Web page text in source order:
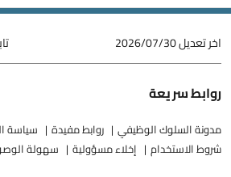
اخر تعديل2026/07/30
روابط سريعة
مدونة السلوك الوظيفي روابط مفيدة سياسة
شروط الاستخدام
إخلاء مسؤولية سهولة